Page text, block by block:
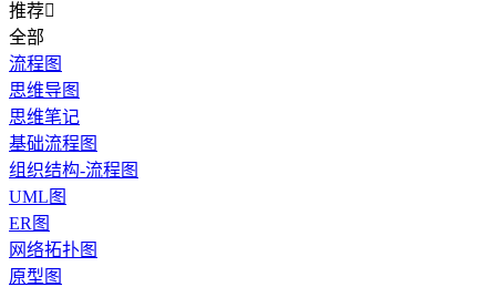
推荐
全部
流程图
思维导图
思维笔记
基础流程图
组织结构-流程图
UML图
ER图
网络拓扑图
原型图